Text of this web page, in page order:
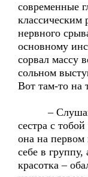
современные
классическим
нервного
основному
сорвал массу
сольном
Вот там-то на
– Слушай,
сестра с
она на первом
себе в
красотка –